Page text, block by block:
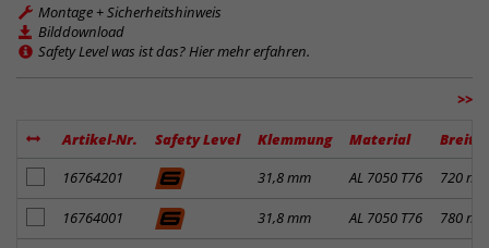
Montage + Sicherheitshinweis
Bilddownload
Safety Level was ist das? Hier mehr erfahren.
>>
Artikel-Nr. Safety Level Klemmung Material
Breite
Artikel zum Merkzettel hinzufügen
16764201 31,8 mm AL 7050 T76 720 mm
Artikel zum Merkzettel hinzufügen
16764001 31,8 mm AL 7050 T76 780 mm